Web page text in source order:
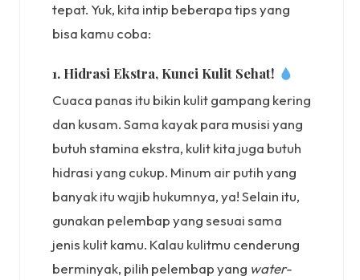
tepat. Yuk, kita intip beberapa tips yang
bisa kamu coba:
1. Hidrasi Ekstra, Kunci Kulit Sehat!
Cuaca panas itu bikin kulit gampang kering
dan kusam. Sama kayak para musisi yang
butuh stamina ekstra, kulit kita juga butuh
hidrasi yang cukup. Minum air putih yang
banyak itu wajib hukumnya, ya! Selain itu,
gunakan pelembap yang sesuai sama
jenis kulit kamu. Kalau kulitmu cenderung
berminyak, pilih pelembap yang water-